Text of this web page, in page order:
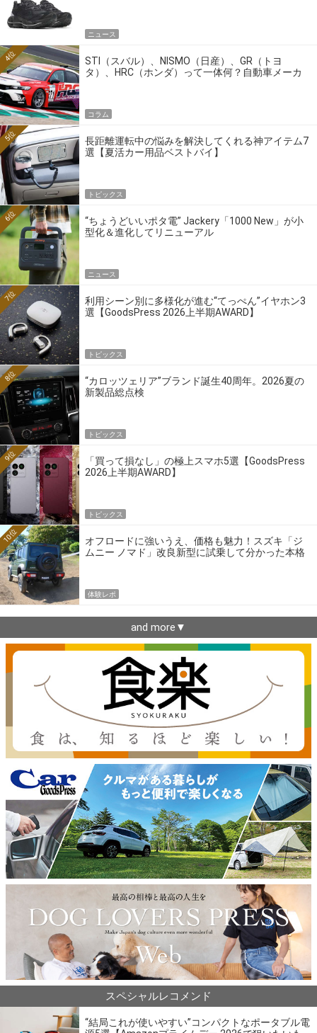
ニュース
STI（スバル）、NISMO（日産）、GR（トヨ
タ）、HRC（ホンダ）って一体何？自動車メーカ
4位
コラム
長距離運転中の悩みを解決してくれる神アイテム7
選【夏活カー用品ベストバイ】
5位
トピックス
“ちょうどいいポタ電” Jackery「1000 New」が小
型化＆進化してリニューアル
6位
ニュース
利用シーン別に多様化が進む“てっぺん”イヤホン3
選【GoodsPress 2026上半期AWARD】
7位
トピックス
“カロッツェリア”ブランド誕生40周年。2026夏の
新製品総点検
8位
トピックス
「買って損なし」の極上スマホ5選【GoodsPress
2026上半期AWARD】
9位
トピックス
オフロードに強いうえ、価格も魅力！スズキ「ジ
ムニー ノマド」改良新型に試乗して分かった本格
10位
体験レポ
and more▼
スペシャルレコメンド
“結局これが使いやすい”コンパクトなポータブル電